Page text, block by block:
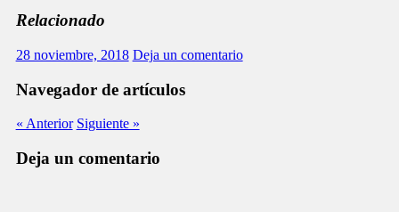
Relacionado
28 noviembre, 2018 Deja un comentario
Navegador de artículos
« Anterior Siguiente »
Deja un comentario